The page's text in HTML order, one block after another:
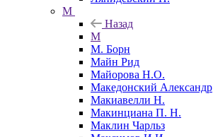
М
Назад
М
М. Борн
Майн Рид
Майорова Н.О.
Македонский Александр
Макиавелли Н.
Макинциана П. Н.
Маклин Чарльз